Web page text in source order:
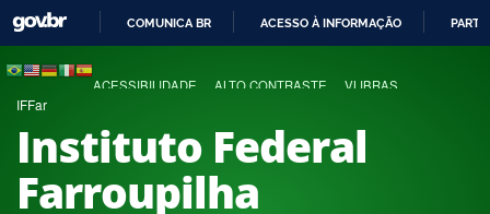
COMUNICA BR ACESSO À INFORMAÇÃO
ACESSIBILIDADE ALTO CONTRASTE VLIBRAS
IFFar
Instituto Federal
Farroupilha